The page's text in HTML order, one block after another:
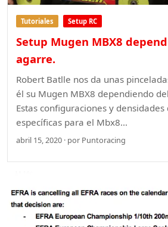
Tutoriales Setup RC
Setup Mugen MBX8
agarre.
Robert Batlle nos da unas
él su Mugen MBX8 dependiendo
Estas configuraciones y densidades
específicas para el Mbx8…
abril 15, 2020 · por Puntoracing